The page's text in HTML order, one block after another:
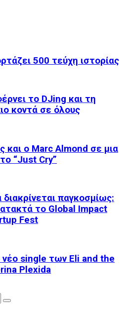
500 τεύχη ιστορίας
το DJing και τη
κοντά σε όλους
και ο Marc Almond σε μια
“Just Cry”
διακρίνεται παγκοσμίως:
το Global Impact
Fest
νέο single των Eli and the
Plexida
Search